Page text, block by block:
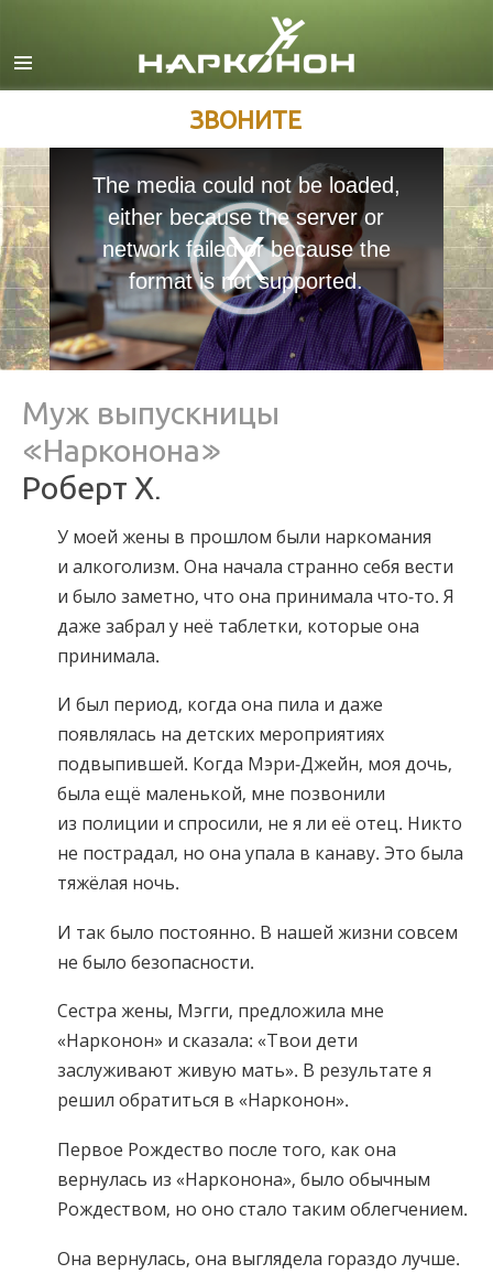
Датский
Греческий
Испанский
Французский
Иврит
Венгерский
Итальянский
Португальский
Шведский
Арабский
Непальский
Хорватский
Турецкий
ЗВОНИТЕ
The media could not be loaded,
either because the server or
network failed or because the
format is not supported.
Муж выпускницы
«Нарконона»
Роберт Х.
У моей жены в прошлом были наркомания
и алкоголизм. Она начала странно себя вести
и было заметно, что она принимала что-то. Я
даже забрал у неё таблетки, которые она
принимала.
И был период, когда она пила и даже
появлялась на детских мероприятиях
подвыпившей. Когда Мэри-Джейн, моя дочь,
была ещё маленькой, мне позвонили
из полиции и спросили, не я ли её отец. Никто
не пострадал, но она упала в канаву. Это была
тяжёлая ночь.
И так было постоянно. В нашей жизни совсем
не было безопасности.
Сестра жены, Мэгги, предложила мне
«Нарконон» и сказала: «Твои дети
заслуживают живую мать». В результате я
решил обратиться в «Нарконон».
Первое Рождество после того, как она
вернулась из «Нарконона», было обычным
Рождеством, но оно стало таким облегчением.
Она вернулась, она выглядела гораздо лучше.